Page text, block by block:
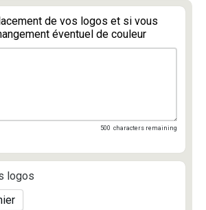
de vos logos et si vous
éventuel de couleur
500 characters remaining
logos